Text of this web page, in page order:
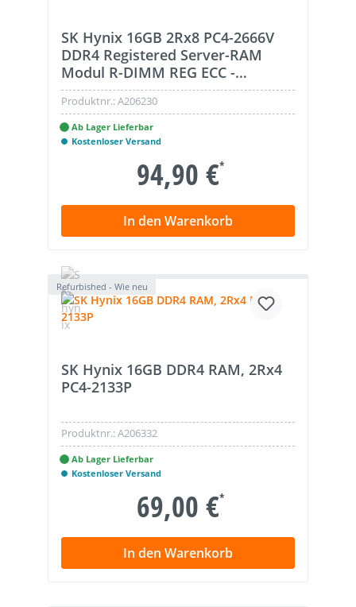
SK Hynix 16GB 2Rx8 PC4-2666V
DDR4 Registered Server-RAM
Modul R-DIMM REG ECC -
HMA82GU6CJR8N-VK
Produktnr.:A206230
Ab Lager Lieferbar
Kostenloser Versand
94,90 €*
In den Warenkorb
Refurbished - Wie neu
SK Hynix 16GB DDR4 RAM, 2Rx4
PC4-2133P
Produktnr.:A206332
Ab Lager Lieferbar
Kostenloser Versand
69,00 €*
In den Warenkorb